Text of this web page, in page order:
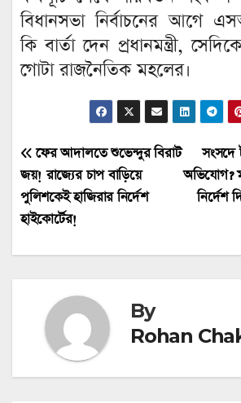
বিধানসভা নির্বাচনের আগে
কি বার্তা দেন প্রধানমন্ত্রী,
গোটা রাজনৈতিক মহলের।
Post
navigation
সংসদে
অভিযোগ?
নির্দেশ
ফের আদালতে শুভেন্দুর বিরাট
জয়! রাজ্যের চাপ বাড়িয়ে
পুলিশকেই হাজিরার নির্দেশ
হাইকোর্টের!
By
Rohan